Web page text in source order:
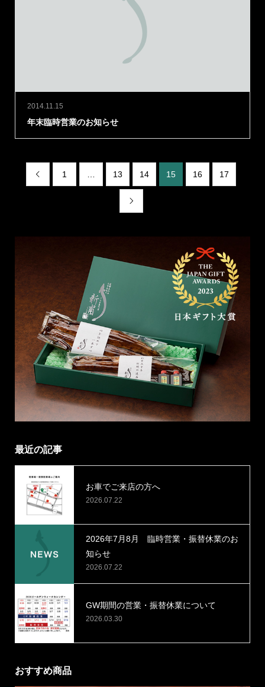
2014.11.15
年末臨時営業のお知らせ
 1 … 13 14 15 16 17

最近の記事
お車でご来店の方へ
2026.07.22
2026年7月8月 臨時営業・振替休業のお
知らせ
2026.07.22
GW期間の営業・振替休業について
2026.03.30
おすすめ商品